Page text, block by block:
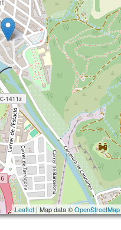
Leaflet | Map data ©OpenStreetMap